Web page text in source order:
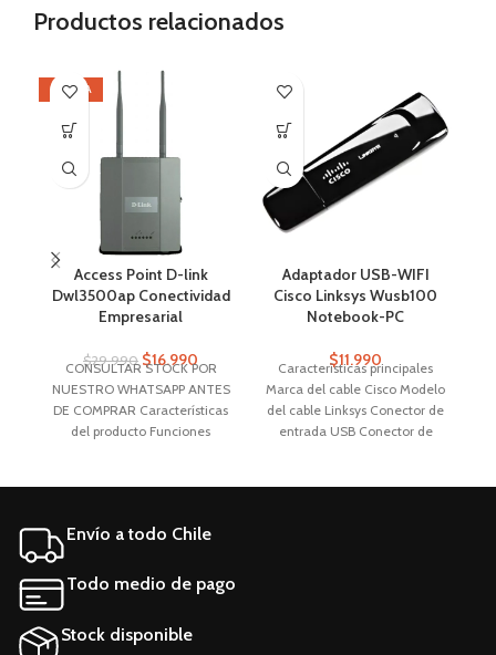
Productos relacionados
OFERTA
Access Point D-link
Dwl3500ap Conectividad
Empresarial
$29.990 $16.990
CONSULTAR STOCK POR
NUESTRO WHATSAPP ANTES
DE COMPRAR Características
del producto Funciones
Adaptador USB-WIFI
Cisco Linksys Wusb100
Notebook-PC
$11.990
Características principales
Marca del cable Cisco Modelo
del cable Linksys Conector de
entrada USB Conector de
Envío a todo Chile
Todo medio de pago
Stock disponible